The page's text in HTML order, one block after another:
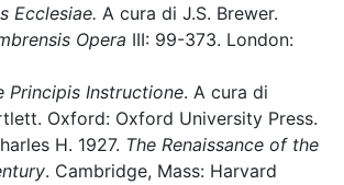
Ecclesiae. A cura di J.S. Brewer.
Opera III: 99-373. London:
Principis Instructione. A cura di
Oxford: Oxford University Press.
H. 1927. The Renaissance of the
. Cambridge, Mass: Harvard